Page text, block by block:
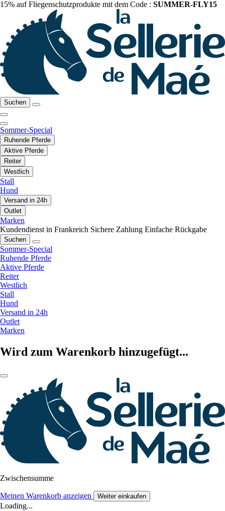
15% auf Fliegenschutzprodukte mit dem Code : SUMMER-FLY15
Suchen
Sommer-Special
Ruhende Pferde
Aktive Pferde
Reiter
Westlich
Stall
Hund
Versand in 24h
Outlet
Marken
Kundendienst in Frankreich Sichere Zahlung Einfache Rückgabe
Suchen
Sommer-Special
Ruhende Pferde
Aktive Pferde
Reiter
Westlich
Stall
Hund
Versand in 24h
Outlet
Marken
Wird zum Warenkorb hinzugefügt...
Zwischensumme
Meinen Warenkorb anzeigen Weiter einkaufen
Loading...